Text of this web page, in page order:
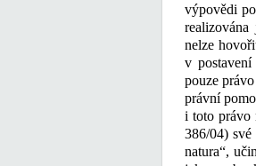
výpovědi
nelze
v
pouze
právní
i toto právo
386/04)
natura“,